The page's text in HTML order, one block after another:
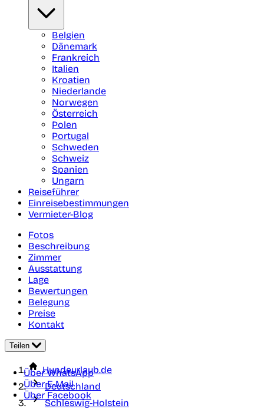
Belgien
Dänemark
Frankreich
Italien
Kroatien
Niederlande
Norwegen
Österreich
Polen
Portugal
Schweden
Schweiz
Spanien
Ungarn
Reiseführer
Einreisebestimmungen
Vermieter-Blog
Fotos
Beschreibung
Zimmer
Ausstattung
Lage
Bewertungen
Belegung
Preise
Kontakt
Teilen
Über WhatsApp
Über E-Mail
Über Facebook
Hundeurlaub.de
Deutschland
Schleswig-Holstein